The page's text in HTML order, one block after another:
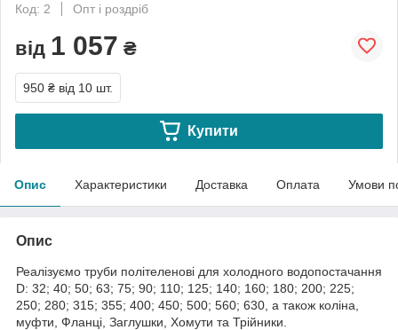
Код: 2
Опт і роздріб
від 1 057 ₴
950 ₴ від 10 шт.
Купити
Опис Характеристики Доставка Оплата Умови
Опис
Реалізуємо труби політеленові для холодного водопостачання
D: 32; 40; 50; 63; 75; 90; 110; 125; 140; 160; 180; 200; 225;
250; 280; 315; 355; 400; 450; 500; 560; 630, а також коліна,
муфти, Фланці, Заглушки, Хомути та Трійники.